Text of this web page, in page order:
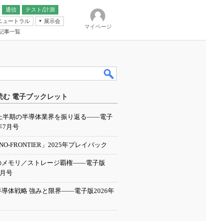
通信
テスト/計測
ュートラル
展示会
ィング
事一覧
マイページ
む 電子ブックレット
半期の半導体業界を振り返る――電子
7月号
FRONTIER」2025年プレイバック
メモリ／ストレージ覇権――電子版
号
導体戦略 強みと限界――電子版2026年